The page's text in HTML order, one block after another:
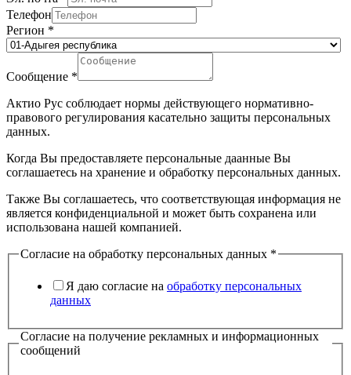
Телефон
Регион *
Сообщение *
Актио Рус соблюдает нормы действующего нормативно-
правового регулирования касательно защиты персональных
данных.
Когда Вы предоставляете персональные даанные Вы
соглашаетесь на хранение и обработку персональных данных.
Также Вы соглашаетесь, что соответствующая информация не
является конфиденциальной и может быть сохранена или
использована нашей компанией.
Согласие на обработку персональных данных *
Я даю согласие на обработку персональных
данных
Согласие на получение рекламных и информационных
сообщений